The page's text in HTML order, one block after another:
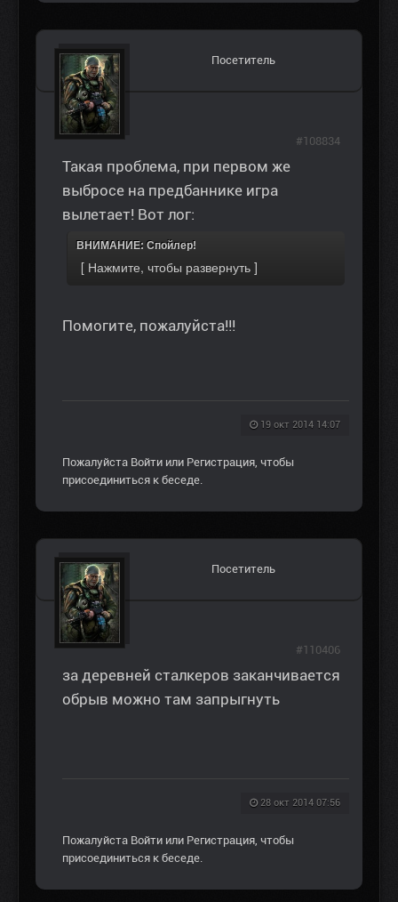
Посетитель
Такая проблема, при первом же
выбросе на предбаннике игра
вылетает! Вот лог:
ВНИМАНИЕ: Спойлер!
Помогите, пожалуйста!!!
19 окт 2014 14:07
#108834
Пожалуйста Войти или Регистрация, чтобы
присоединиться к беседе.
Посетитель
за деревней сталкеров заканчивается
обрыв можно там запрыгнуть
28 окт 2014 07:56
#110406
Пожалуйста Войти или Регистрация, чтобы
присоединиться к беседе.